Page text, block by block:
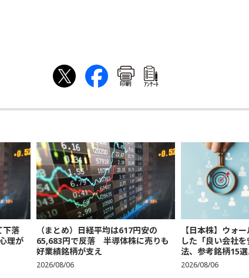
印刷 ｱﾝｹｰﾄ
下落
理が
（まとめ）日経平均は617円安の
65,683円で反落 半導体株に売りも
好業績銘柄が支え
2026/08/06
【日本株】ウォ
した「良い会社
法、参考銘柄15
2026/08/06